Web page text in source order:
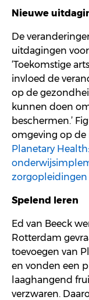
Nieuwe
De
uitdagingen voor
‘Toekomstige
invloed de
op de
kunnen doen
beschermen.’
omgeving op de
Planetary
zorgopleidingen
Spelend leren
Ed van Beeck
Rotterdam
toevoegen van
en vonden een
laaghangend
verzwaren.